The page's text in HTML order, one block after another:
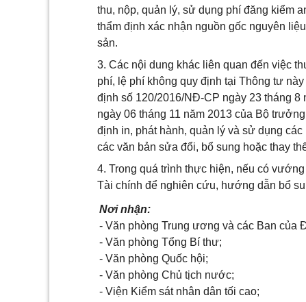
thu, nộp, quản lý, sử dụng phí đăng kiểm
thẩm định xác nhận nguồn gốc nguyên
sản.
3. Các nội dung khác liên quan đến việc
phí, lệ phí không quy định tại Thông tư
định số 120/2016/NĐ-CP ngày 23 tháng 8
ngày 06 tháng 11 năm 2013 của Bộ
định in, phát hành, quản lý và sử dụng
các văn bản sửa đổi, bổ sung hoặc thay
4. Trong quá trình thực hiện, nếu có
Tài chính để nghiên cứu, hướng dẫn bổ
Nơi nhận:
- Văn phòng Trung ương và các Ban của
- Văn phòng Tổng Bí thư;
- Văn phòng Quốc hội;
- Văn phòng Chủ tịch nước;
- Viện Kiểm sát nhân dân tối cao;